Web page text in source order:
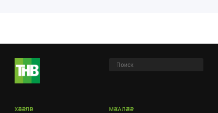
ХӘБӘРЛӘР МӘКАЛӘЛӘР